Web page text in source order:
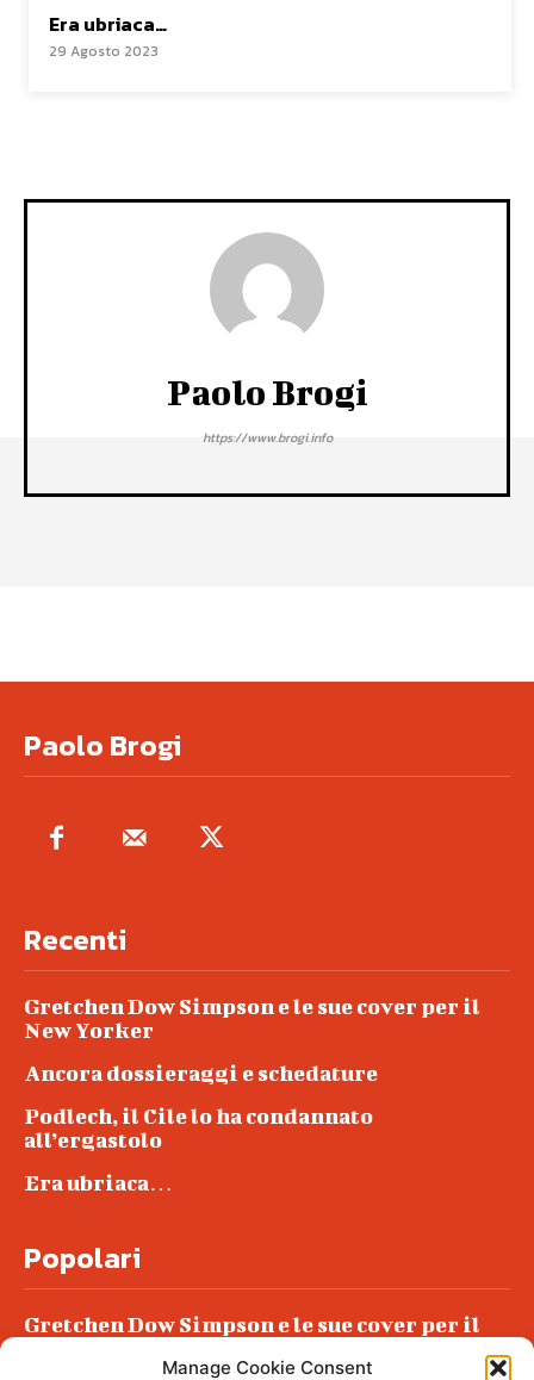
Manage Cookie Consent
Era ubriaca…
29 Agosto 2023
Paolo Brogi
https://www.brogi.info
Paolo Brogi
Recenti
Gretchen Dow Simpson e le sue cover per il
New Yorker
Ancora dossieraggi e schedature
Podlech, il Cile lo ha condannato
all’ergastolo
Era ubriaca…
Popolari
Gretchen Dow Simpson e le sue cover per il